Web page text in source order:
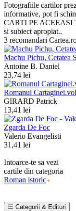
Fotografiile cartilor
informative, pot fi
CARTI PE ACEEASI
si subiect apropiat..
3 recomandari
Machu Pichu, Cetatea
Antoine B. Daniel
23,74 lei
Romanul
GIRARD Patrick
13,41 lei
Zgarda De Foc
Valerio Evangelisti
31,41 lei
Intoarce-te sa vezi
cartile din categoria
Roman istoric
☰ Categorii & Edituri